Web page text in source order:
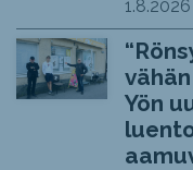
1.8.2026
Yön